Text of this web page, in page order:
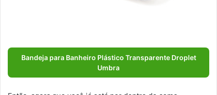
Bandeja para Banheiro Plástico Transparente Droplet
Umbra